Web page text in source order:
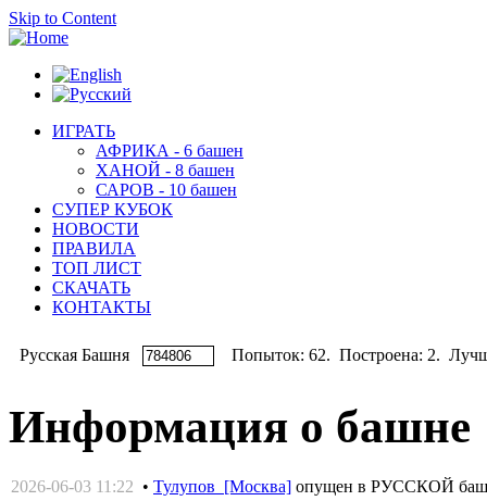
Skip to Content
ИГРАТЬ
АФРИКА - 6 башен
ХАНОЙ - 8 башен
САРОВ - 10 башен
СУПЕР КУБОК
НОВОСТИ
ПРАВИЛА
ТОП ЛИСТ
СКАЧАТЬ
КОНТАКТЫ
Русская Башня Попыток: 62. Построена: 2.
Информация о башне
2026-06-03 11:22 • Тулупов [Москва] опущен в РУССКОЙ